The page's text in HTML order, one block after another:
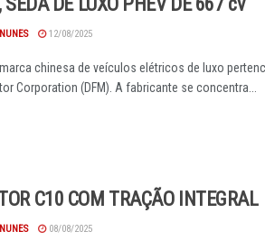
12/08/2025
chinesa de veículos elétricos de luxo
Corporation (DFM). A fabricante se concentra...
C10 COM TRAÇÃO INTEGRAL
08/08/2025